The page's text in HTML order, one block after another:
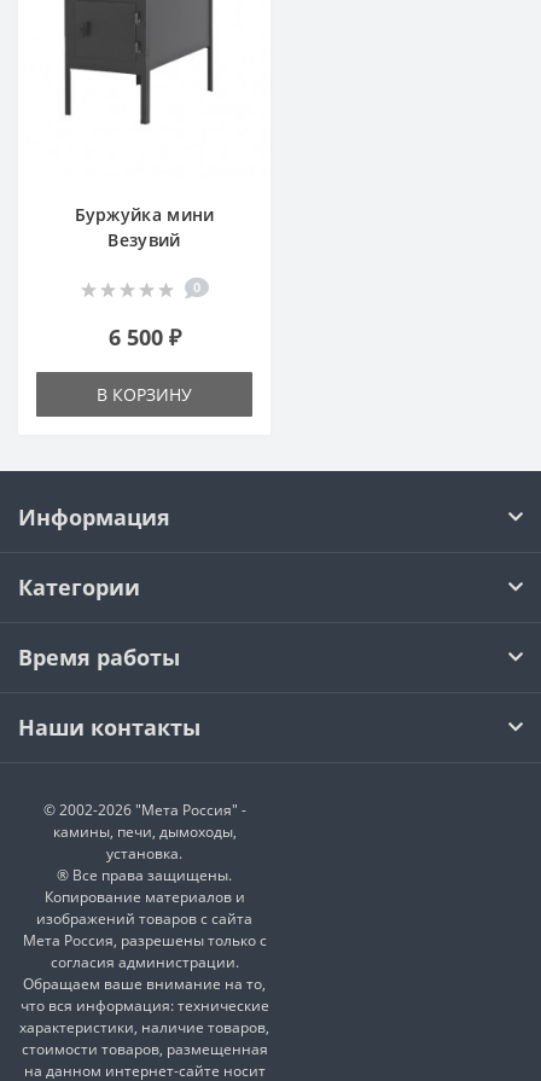
Буржуйка мини
Везувий
0
6 500 ₽
В КОРЗИНУ
Информация
Категории
Время работы
Наши контакты
© 2002-2026 "Мета Россия" -
камины, печи, дымоходы,
установка.
® Все права защищены.
Копирование материалов и
изображений товаров с сайта
Мета Россия, разрешены только с
согласия администрации.
Обращаем ваше внимание на то,
что вся информация: технические
характеристики, наличие товаров,
стоимости товаров, размещенная
на данном интернет-сайте носит